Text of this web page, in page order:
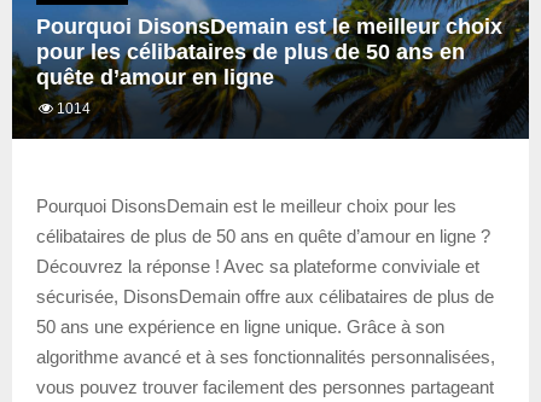
Pourquoi DisonsDemain est le meilleur choix
pour les célibataires de plus de 50 ans en
quête d’amour en ligne
1014
Pourquoi DisonsDemain est le meilleur choix pour les
célibataires de plus de 50 ans en quête d’amour en ligne ?
Découvrez la réponse ! Avec sa plateforme conviviale et
sécurisée, DisonsDemain offre aux célibataires de plus de
50 ans une expérience en ligne unique. Grâce à son
algorithme avancé et à ses fonctionnalités personnalisées,
vous pouvez trouver facilement des personnes partageant